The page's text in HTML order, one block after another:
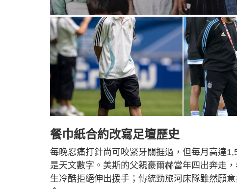
餐巾紙合約改寫足壇歷史
每晚忍痛打針尚可咬緊牙關捱過，但每月高達
是天文數字。美斯的父親豪爾赫當年四出奔走
生冷酷拒絕伸出援手；傳統勁旅河床隊雖然願